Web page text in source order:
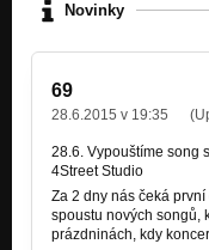
Novinky
69
28.6.2015 v 19:35
28.6. Vypouštíme song
4Street Studio
Za 2 dny nás čeká
spoustu nových songů,
prázdninách, kdy